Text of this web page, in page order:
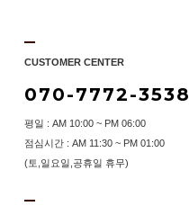
CUSTOMER CENTER
070-7772-3538
평일 : AM 10:00 ~ PM 06:00
점심시간 : AM 11:30 ~ PM 01:00
(토,일요일,공휴일 휴무)